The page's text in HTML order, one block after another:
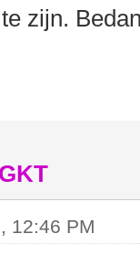
zijn.
12:46 PM